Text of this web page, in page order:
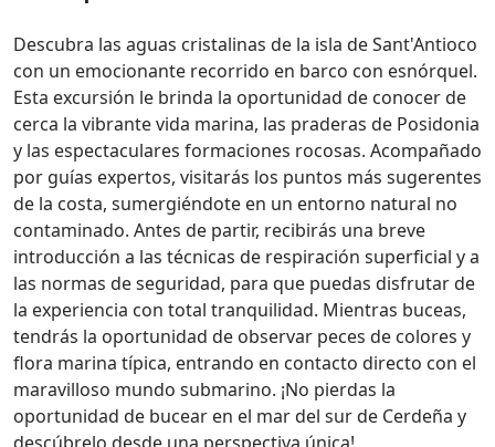
Descubra las aguas cristalinas de la isla de Sant'Antioco
con un emocionante recorrido en barco con esnórquel.
Esta excursión le brinda la oportunidad de conocer de
cerca la vibrante vida marina, las praderas de Posidonia
y las espectaculares formaciones rocosas. Acompañado
por guías expertos, visitarás los puntos más sugerentes
de la costa, sumergiéndote en un entorno natural no
contaminado. Antes de partir, recibirás una breve
introducción a las técnicas de respiración superficial y a
las normas de seguridad, para que puedas disfrutar de
la experiencia con total tranquilidad. Mientras buceas,
tendrás la oportunidad de observar peces de colores y
flora marina típica, entrando en contacto directo con el
maravilloso mundo submarino. ¡No pierdas la
oportunidad de bucear en el mar del sur de Cerdeña y